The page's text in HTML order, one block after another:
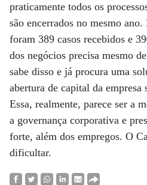
praticamente todos os
são encerrados no mesmo
foram 389 casos recebidos e
dos negócios precisa mesmo
sabe disso e já procura uma
abertura de capital da
Essa, realmente, parece ser a
a governança corporativa e
forte, além dos empregos. O
dificultar.